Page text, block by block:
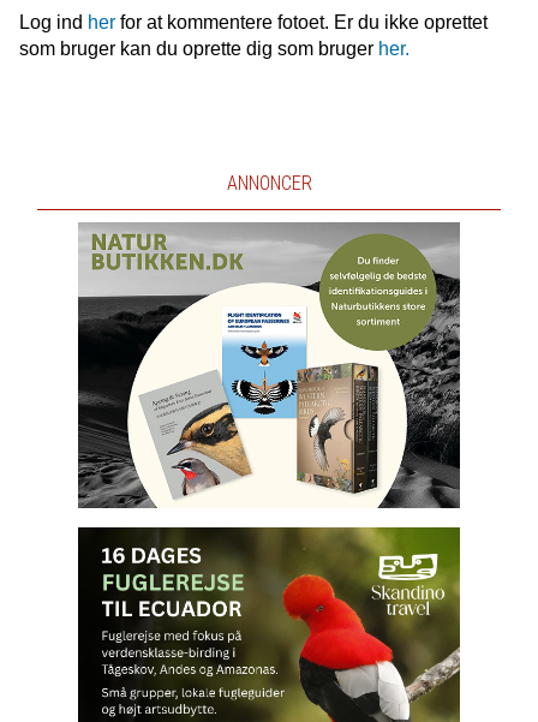
Log ind herfor at kommentere fotoet. Er du ikke oprettet
som bruger kan du oprette dig som bruger her.
ANNONCER